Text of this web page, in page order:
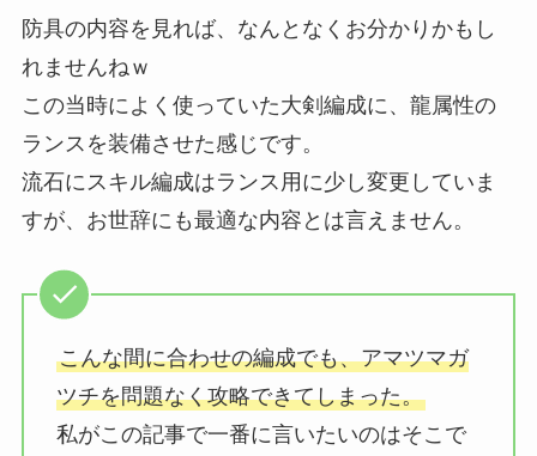
防具の内容を見れば、なんとなくお分かりかもし
れませんねｗ
この当時によく使っていた大剣編成に、龍属性の
ランスを装備させた感じです。
流石にスキル編成はランス用に少し変更していま
すが、お世辞にも最適な内容とは言えません。
こんな間に合わせの編成でも、アマツマガ
ツチを問題なく攻略できてしまった。
私がこの記事で一番に言いたいのはそこで